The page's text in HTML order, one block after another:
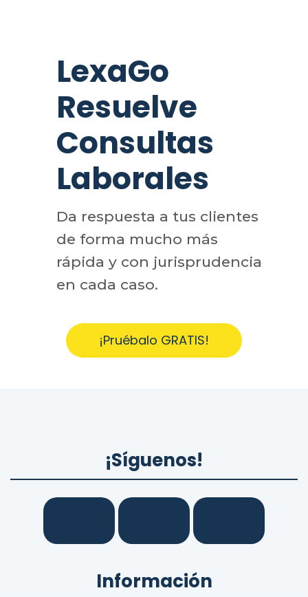
LexaGo
Resuelve
Consultas
Laborales
Da respuesta a tus clientes
de forma mucho más
rápida y con jurisprudencia
en cada caso.
¡Pruébalo GRATIS!
¡Síguenos!
Información